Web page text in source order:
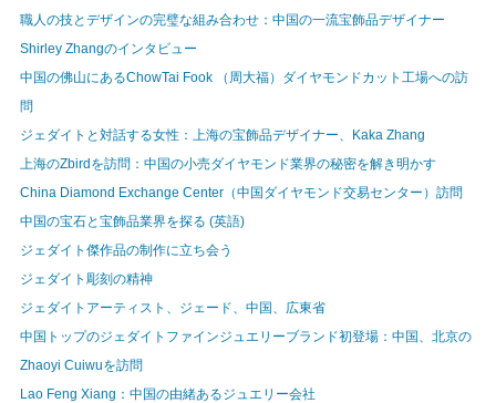
職人の技とデザインの完璧な組み合わせ：中国の一流宝飾品デザイナー
Shirley Zhangのインタビュー
中国の佛山にあるChowTai Fook （周大福）ダイヤモンドカット工場への訪
問
ジェダイトと対話する女性：上海の宝飾品デザイナー、Kaka Zhang
上海のZbirdを訪問：中国の小売ダイヤモンド業界の秘密を解き明かす
China Diamond Exchange Center（中国ダイヤモンド交易センター）訪問
中国の宝石と宝飾品業界を探る (英語)
ジェダイト傑作品の制作に立ち会う
ジェダイト彫刻の精神
ジェダイトアーティスト、ジェード、中国、広東省
中国トップのジェダイトファインジュエリーブランド初登場：中国、北京の
Zhaoyi Cuiwuを訪問
Lao Feng Xiang：中国の由緒あるジュエリー会社